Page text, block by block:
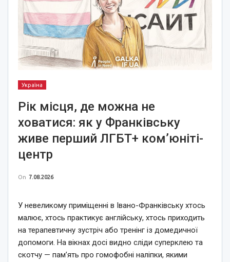
Україна
Рік місця, де можна не
ховатися: як у Франківську
живе перший ЛГБТ+ ком’юніті-
центр
On 7.08.2026
У невеликому приміщенні в Івано-Франківську хтось
малює, хтось практикує англійську, хтось приходить
на терапевтичну зустріч або тренінг із домедичної
допомоги. На вікнах досі видно сліди суперклею та
скотчу — пам’ять про гомофобні наліпки, якими